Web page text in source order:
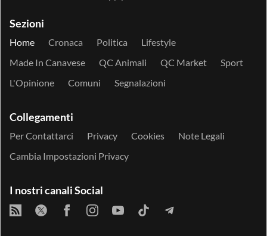
Sezioni
Home Cronaca Politica
Lifestyle
Made In Canavese
QC Animali QC Market
Sport
L'Opinione
Comuni Segnalazioni
Collegamenti
Per Contattarci Privacy Cookies
Note Legali
Cambia Impostazioni Privacy
I nostri canali Social